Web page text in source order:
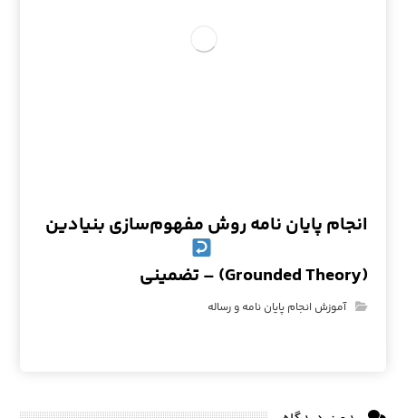
انجام پایان نامه روش مفهوم‌سازی بنیادین
(Grounded Theory) – تضمینی
آموزش انجام پایان نامه و رساله